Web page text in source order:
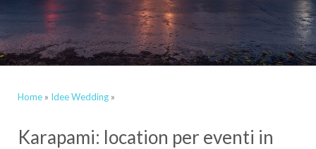
Home » Idee Wedding »
Karapami: location per eventi in